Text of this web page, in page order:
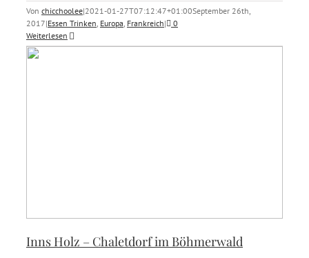
Von chicchoolee|2021-01-27T07:12:47+01:00September 26th,
2017|Essen Trinken, Europa, Frankreich|
0
Weiterlesen
Inns Holz – Chaletdorf im Böhmerwald